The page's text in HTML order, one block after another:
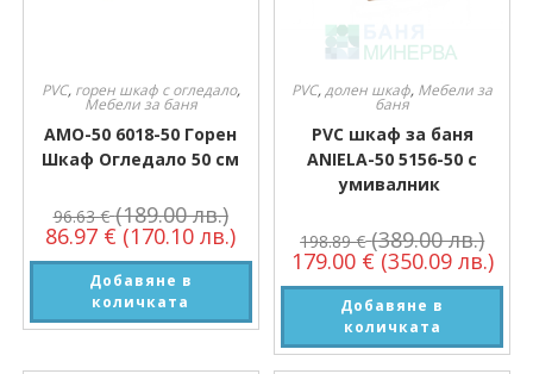
PVC, горен шкаф с огледало,
Мебели за баня
AMO-50 6018-50 Горен
Шкаф Огледало 50 см
96.63€ (189.00 лв.)
86.97 € (170.10 лв.)
Добавяне в
количката
PVC,долен шкаф, Мебели за
баня
PVC шкаф за баня
ANIELA-50 5156-50 с
умивалник
198.89€ (389.00 лв.)
179.00 € (350.09 лв.)
Добавяне в
количката